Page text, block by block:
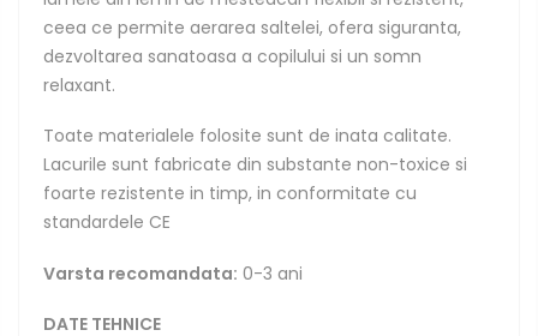
ceea ce permite aerarea saltelei, ofera siguranta,
dezvoltarea sanatoasa a copilului si un somn
relaxant.
Toate materialele folosite sunt de inata calitate.
Lacurile sunt fabricate din substante non-toxice si
foarte rezistente in timp, in conformitate cu
standardele CE
Varsta recomandata: 0-3 ani
DATE TEHNICE